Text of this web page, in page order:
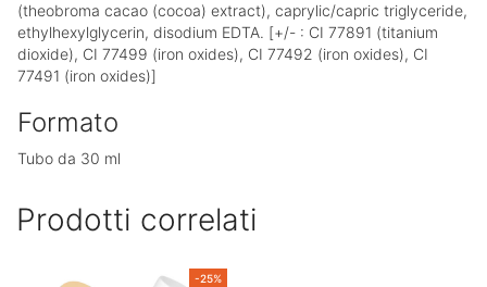
(theobroma cacao (cocoa) extract), caprylic/capric triglyceride,
ethylhexylglycerin, disodium EDTA. [+/- : CI 77891 (titanium
dioxide), CI 77499 (iron oxides), CI 77492 (iron oxides), CI
77491 (iron oxides)]
Formato
Tubo da 30 ml
Prodotti correlati
-25%